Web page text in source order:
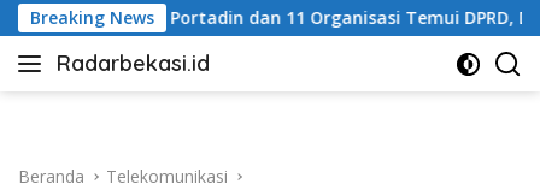
Langsung
ke
konten
Breaking News
dan 11 Organisasi Temui DPRD, Dorong Hak Konsesi
Radarbekasi.id
Berita
Beranda
Telekomunikasi